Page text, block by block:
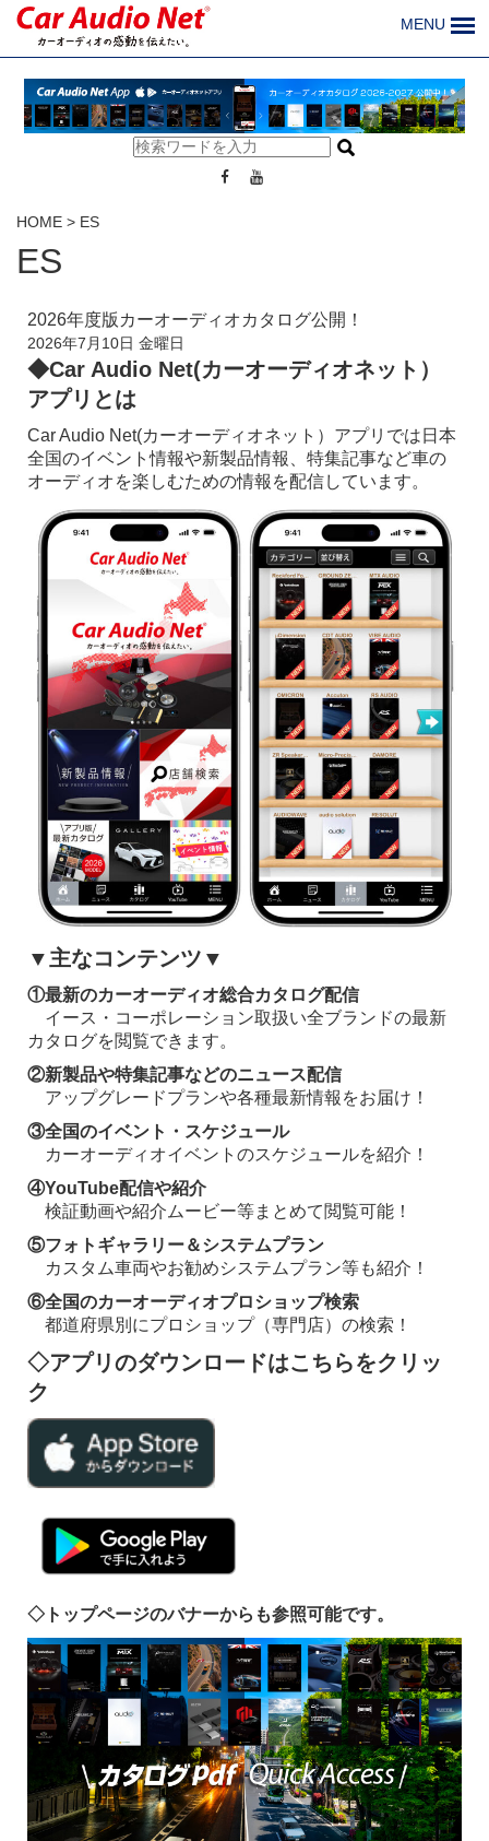
MENU
HOME > ES
ES
2026年度版カーオーディオカタログ公開！
2026年7月10日 金曜日
◆Car Audio Net(カーオーディオネット）
アプリとは
Car Audio Net(カーオーディオネット）アプリでは日本
全国のイベント情報や新製品情報、特集記事など車の
オーディオを楽しむための情報を配信しています。
▼主なコンテンツ▼
①最新のカーオーディオ総合カタログ配信
イース・コーポレーション取扱い全ブランドの最新
カタログを閲覧できます。
②新製品や特集記事などのニュース配信
アップグレードプランや各種最新情報をお届け！
③全国のイベント・スケジュール
カーオーディオイベントのスケジュールを紹介！
④YouTube配信や紹介
検証動画や紹介ムービー等まとめて閲覧可能！
⑤フォトギャラリー＆システムプラン
カスタム車両やお勧めシステムプラン等も紹介！
⑥全国のカーオーディオプロショップ検索
都道府県別にプロショップ（専門店）の検索！
◇アプリのダウンロードはこちらをクリッ
ク
◇トップページのバナーからも参照可能です。